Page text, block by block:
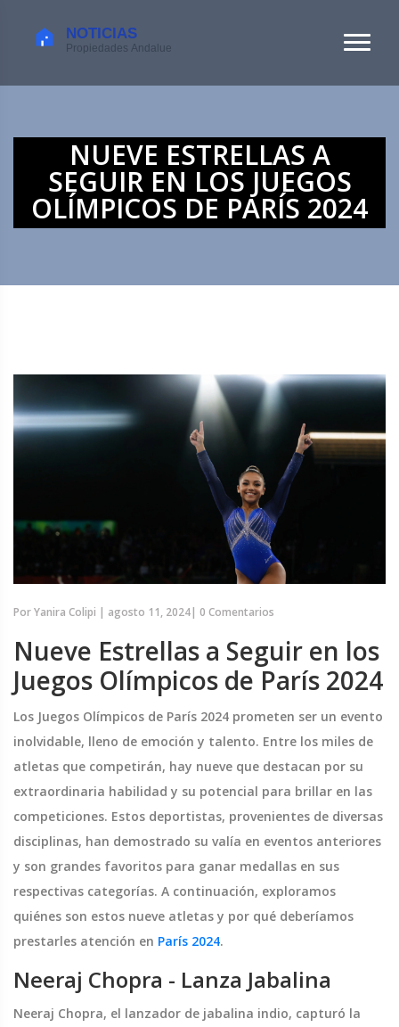
NUEVE ESTRELLAS A
SEGUIR EN LOS JUEGOS
OLÍMPICOS DE PARÍS 2024
PorYanira Colipi | agosto 11, 2024| 0 Comentarios
Nueve Estrellas a Seguir en los
Juegos Olímpicos de París 2024
Los Juegos Olímpicos de París 2024 prometen ser un evento
inolvidable, lleno de emoción y talento. Entre los miles de
atletas que competirán, hay nueve que destacan por su
extraordinaria habilidad y su potencial para brillar en las
competiciones. Estos deportistas, provenientes de diversas
disciplinas, han demostrado su valía en eventos anteriores
y son grandes favoritos para ganar medallas en sus
respectivas categorías. A continuación, exploramos
quiénes son estos nueve atletas y por qué deberíamos
prestarles atención en París 2024.
Neeraj Chopra - Lanza Jabalina
Neeraj Chopra, el lanzador de jabalina indio, capturó la